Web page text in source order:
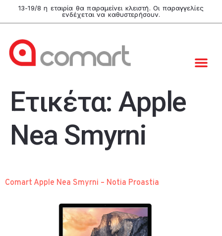
13-19/8 η εταιρία θα παραμείνει κλειστή. Οι παραγγελίες
ενδέχεται να καθυστερήσουν.
Ετικέτα:Apple
Nea Smyrni
Comart Apple Nea Smyrni – Notia Proastia